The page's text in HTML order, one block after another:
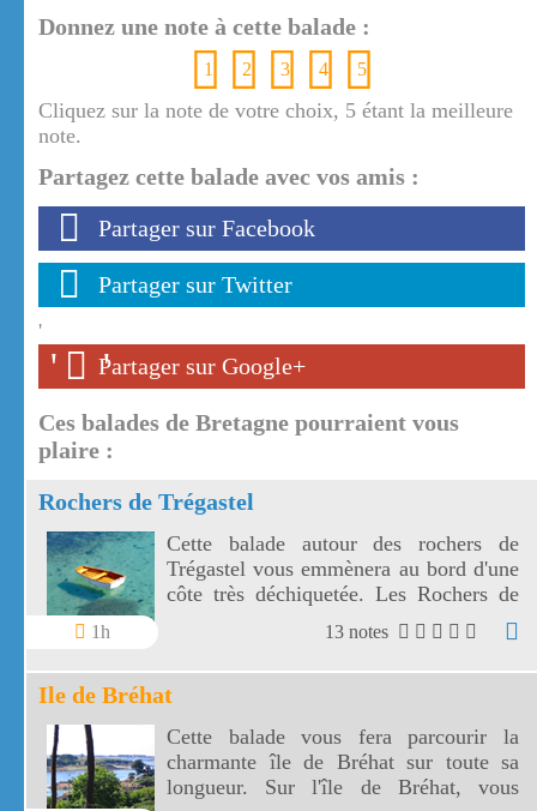
Donnez une note à cette balade :
1 2 3 4 5
Cliquez sur la note de votre choix, 5 étant la meilleure
note.
Partagez cette balade avec vos amis :
Partager sur Facebook
Partager sur Twitter
'
' '
Partager sur Google+
Ces balades de Bretagne pourraient vous
plaire :
Rochers de Trégastel
1h
Cette balade autour des rochers de
Trégastel vous emmènera au bord d'une
côte très déchiquetée. Les Rochers de
Trégastel sont spectaculaires et leurs
formes sont évocatrices.
13 notes
Ile de Bréhat
Cette balade vous fera parcourir la
charmante île de Bréhat sur toute sa
longueur. Sur l'île de Bréhat, vous